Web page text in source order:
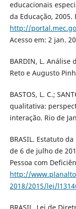
educacionais
da Educação, 2005.
http://
Acesso em: 2 jan.
BARDIN, L. Análise
Reto e Augusto
BASTOS, L. C.;
qualitativa:
interação. Rio de
BRASIL. Estatuto
de 6 de julho de
Pessoa com
http://
2018/2015/lei/